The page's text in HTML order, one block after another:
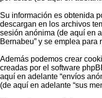
Su información es obtenida
descargan en los archivos
sesión anónima (de aquí en
Bernabeu” y se emplea
Además podemos crear
creadas por el software
aquí en adelante “envíos
(de aquí en adelante “sus